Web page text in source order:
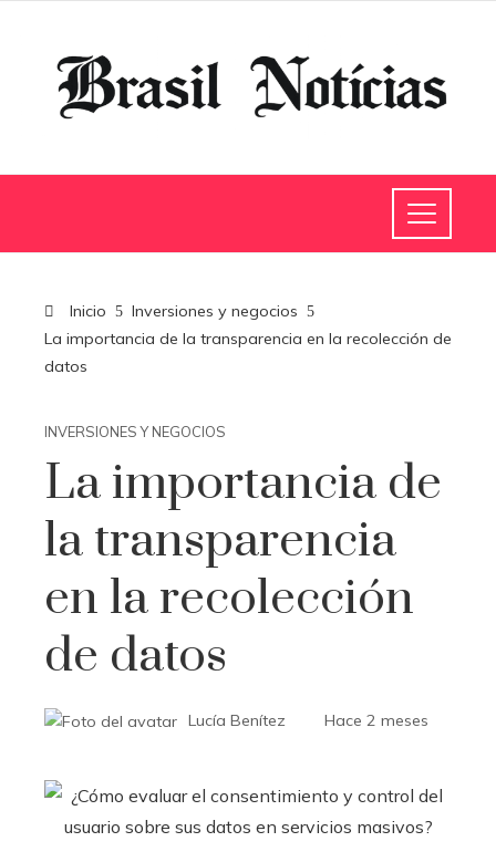
Inicio
Inversiones y negocios
La importancia de la transparencia en la recolección de
datos
INVERSIONES Y NEGOCIOS
La importancia de
la transparencia
en la recolección
de datos
Lucía Benítez Hace 2 meses